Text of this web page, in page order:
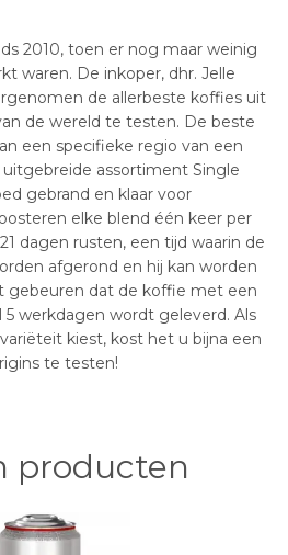
2010, toen er nog maar weinig
waren. De inkoper, dhr. Jelle
de allerbeste koffies uit
de wereld te testen. De beste
een specifieke regio van een
assortiment Single
gebrand en klaar voor
elke blend één keer per
dagen rusten, een tijd waarin de
afgerond en hij kan worden
gebeuren dat de koffie met een
werkdagen wordt geleverd. Als
kiest, kost het u bijna een
te testen!
producten